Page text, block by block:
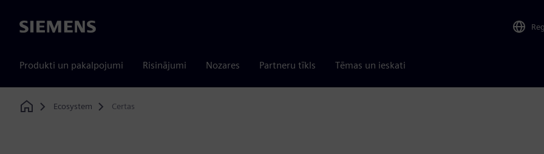
Siemens
Produkti un pakalpojumi Risinājumi Nozares Partneru tīkls Tēmas un ieskati
Home
Ecosystem Certas